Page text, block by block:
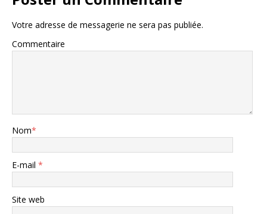
Votre adresse de messagerie ne sera pas publiée.
Commentaire
Nom*
E-mail *
Site web